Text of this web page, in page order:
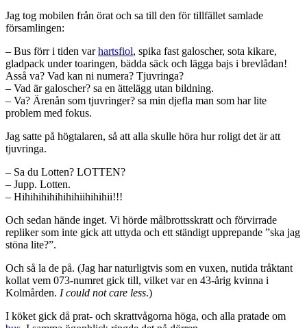
Jag tog mobilen från örat och sa till den för tillfället samlade
församlingen:
– Bus förr i tiden varhartsfiol, spika fast galoscher, sota kikare,
gladpack under toaringen, bädda säck och lägga bajs i brevlådan!
Asså va? Vad kan ni numera? Tjuvringa?
– Vad är galoscher? sa en ättelägg utan bildning.
– Va? Ärenån som tjuvringer? sa min djefla man som har lite
problem med fokus.
Jag satte på högtalaren, så att alla skulle höra hur roligt det är att
tjuvringa.
– Sa du Lotten? LOTTEN?
– Jupp. Lotten.
– Hihihihihihihihiihihihii!!!
Och sedan hände inget. Vi hörde målbrottsskratt och förvirrade
repliker som inte gick att uttyda och ett ständigt upprepande ”ska jag
stöna lite?”.
Och så la de på. (Jag har naturligtvis som en vuxen, nutida tråktant
kollat vem 073-numret gick till, vilket var en 43-årig kvinna i
Kolmården. I could not care less.)
I köket gick då prat- och skrattvågorna höga, och alla pratade om